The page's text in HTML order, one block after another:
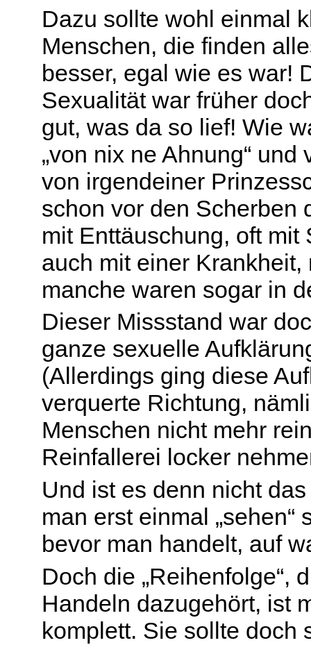
Dazu sollte wohl einmal
Menschen, die finden
besser, egal wie es war!
Sexualität war früher
gut, was da so lief! Wie
„von nix ne Ahnung“
von irgendeiner
schon vor den Scherben
mit Enttäuschung, oft
auch mit einer
manche waren sogar in
Dieser Missstand war
ganze sexuelle
(Allerdings ging diese
verquerte Richtung,
Menschen nicht mehr
Reinfallerei locker
Und ist es denn nicht
man erst einmal
bevor man handelt, auf
Doch die „Reihenfolge“,
Handeln dazugehört, ist
komplett. Sie sollte doch